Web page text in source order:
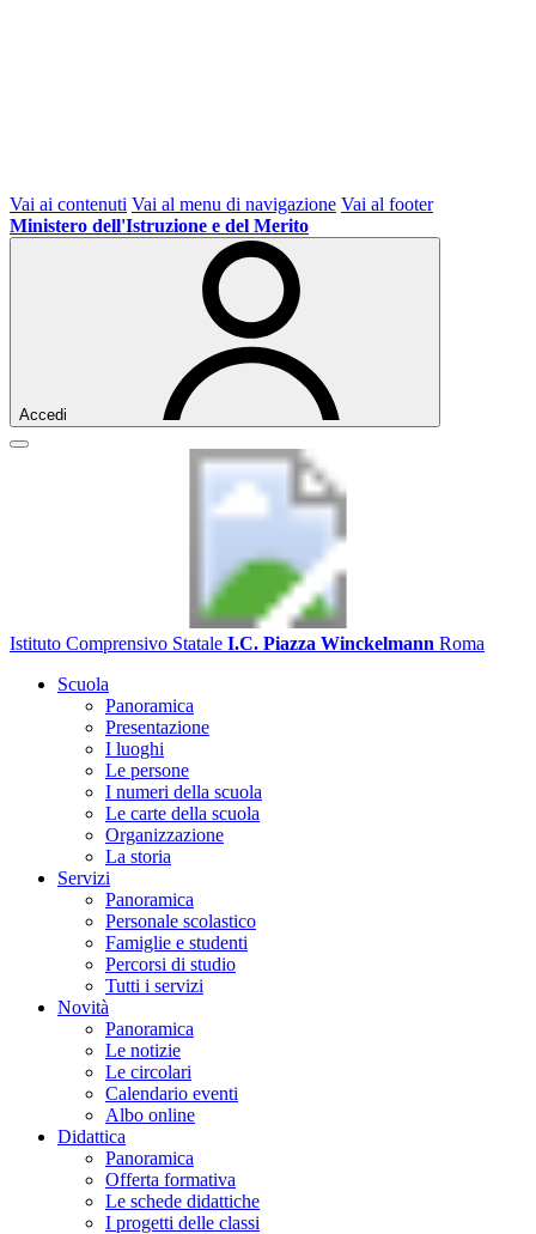
Vai ai contenuti Vai al menu di navigazione Vai al footer
Ministero dell'Istruzione e del Merito
Accedi
Istituto Comprensivo Statale I.C. Piazza Winckelmann Roma
Scuola
Panoramica
Presentazione
I luoghi
Le persone
I numeri della scuola
Le carte della scuola
Organizzazione
La storia
Servizi
Panoramica
Personale scolastico
Famiglie e studenti
Percorsi di studio
Tutti i servizi
Novità
Panoramica
Le notizie
Le circolari
Calendario eventi
Albo online
Didattica
Panoramica
Offerta formativa
Le schede didattiche
I progetti delle classi